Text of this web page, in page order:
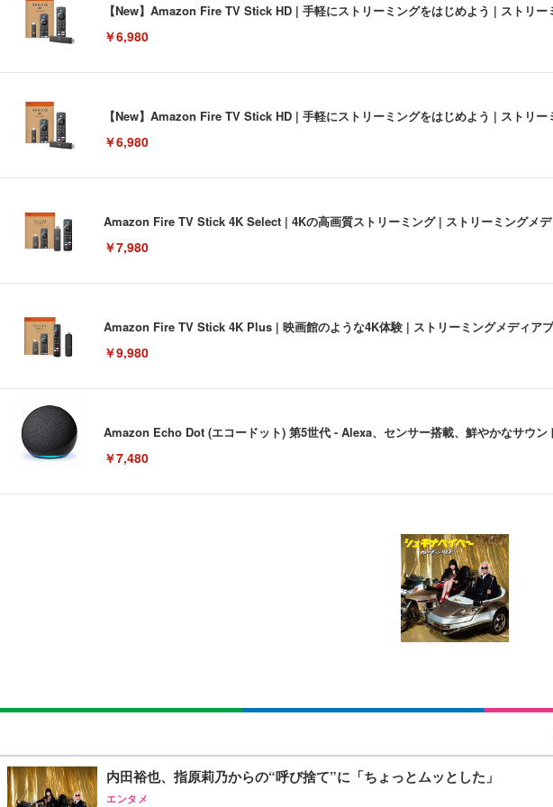
【New】Amazon Fire TV Stick HD | 手軽にストリーミングをはじめよう | ストリー
￥6,980
【New】Amazon Fire TV Stick HD | 手軽にストリーミングをはじめよう | ストリー
￥6,980
Amazon Fire TV Stick 4K Select | 4Kの高画質ストリーミング | ストリーミングメ
￥7,980
Amazon Fire TV Stick 4K Plus | 映画館のような4K体験 | ストリーミングメディア
￥9,980
Amazon Echo Dot (エコードット) 第5世代 - Alexa、センサー搭載、鮮やかなサウン
￥7,480
[EdoErgo] オフィスチェア 椅子 テレワーク 疲れない 跳ね上げ式アームレスト コ
Sezlife オフィスチェア デスクチェア 疲れない テレワーク チェア 強化バックレス
ション PCチェア 通気性メッシュ ゲーミング/勉強/事務用 おしゃれ パソコンチェア (
EIZO ビジネス向けプレミアムモニター | FlexScan EV3240X-WT | 31.5型4K UHD・
【純正品】27"ゲーミングモニター DualSense 充電フック付き（CFI-ZDM1J）
￥49,979
Amazonベーシック ペットシーツ 薄型 レギュラー 1回使い捨て 無香料 ホワイト 300
ネオ・ルーライフ ネオ・オムツ L 中型犬用 26枚入り 単品
￥1,800
内田裕也、指原莉乃からの“呼び捨て”に「ちょっとムッとした」
エンタメ